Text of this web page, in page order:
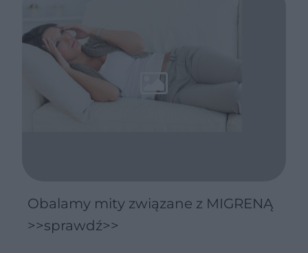
Obalamy mity związane z MIGRENĄ
>>sprawdź>>